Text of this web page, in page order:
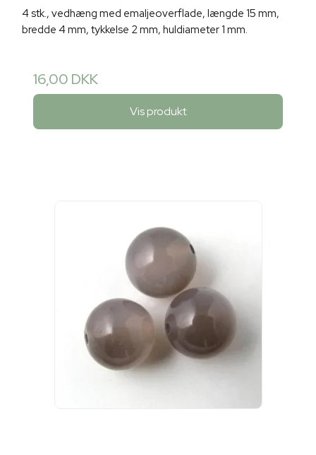
4 stk., vedhæng med emaljeoverflade, længde 15 mm,
bredde 4 mm, tykkelse 2 mm, huldiameter 1 mm.
16,00 DKK
Vis produkt